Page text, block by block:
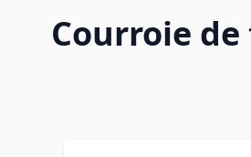
Courroie